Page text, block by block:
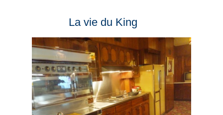
La vie du King